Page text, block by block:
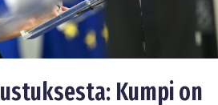
Kumpi on